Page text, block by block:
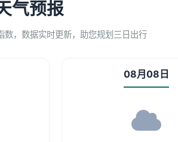
气预报
数，数据实时更新，助您规划三日出行
08月08日